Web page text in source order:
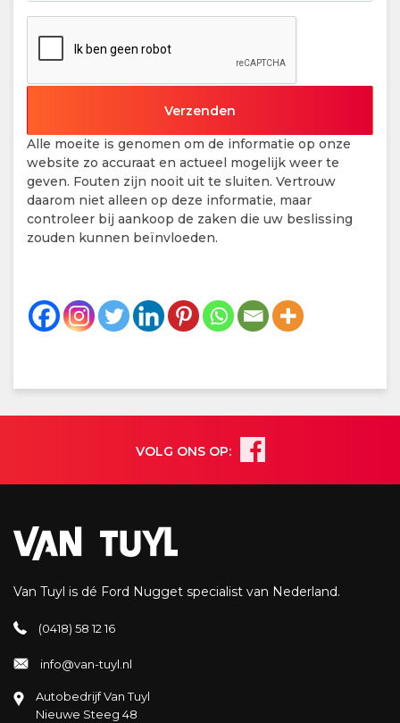
Alle moeite is genomen om de informatie op onze
website zo accuraat en actueel mogelijk weer te
geven. Fouten zijn nooit uit te sluiten. Vertrouw
daarom niet alleen op deze informatie, maar
controleer bij aankoop de zaken die uw beslissing
zouden kunnen beïnvloeden.
VOLG ONS OP:
Van Tuyl is dé Ford Nugget specialist van Nederland.
(0418) 58 12 16
info@van-tuyl.nl
Autobedrijf Van Tuyl
Nieuwe Steeg 48